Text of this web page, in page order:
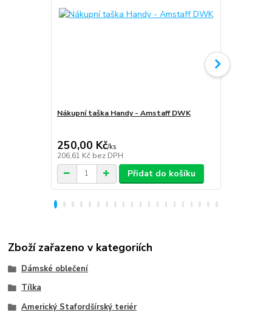
Nákupní taška Handy - Amstaff DWK
250,00 Kč/ks
206,61 Kč bez DPH
Přidat do košíku
Zboží zařazeno v kategoriích
Dámské oblečení
Tílka
Americký Stafordšírský teriér